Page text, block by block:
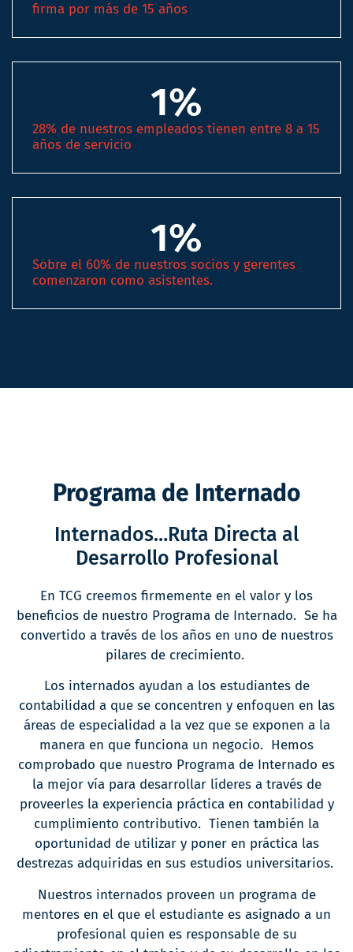
firma por más de 15 años
28% de nuestros empleados tienen entre 8 a 15
años de servicio
1%
Sobre el 60% de nuestros socios y gerentes
comenzaron como asistentes.
1%
Programa de Internado
Internados…Ruta Directa al
Desarrollo Profesional
En TCG creemos firmemente en el valor y los
beneficios de nuestro Programa de Internado. Se ha
convertido a través de los años en uno de nuestros
pilares de crecimiento.
Los internados ayudan a los estudiantes de
contabilidad a que se concentren y enfoquen en las
áreas de especialidad a la vez que se exponen a la
manera en que funciona un negocio. Hemos
comprobado que nuestro Programa de Internado es
la mejor vía para desarrollar líderes a través de
proveerles la experiencia práctica en contabilidad y
cumplimiento contributivo. Tienen también la
oportunidad de utilizar y poner en práctica las
destrezas adquiridas en sus estudios universitarios.
Nuestros internados proveen un programa de
mentores en el que el estudiante es asignado a un
profesional quien es responsable de su